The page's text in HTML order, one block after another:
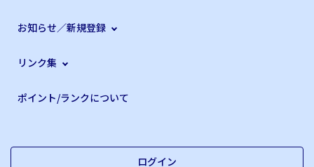
お知らせ／新規登録
リンク集
ポイント/ランクについて
ログイン